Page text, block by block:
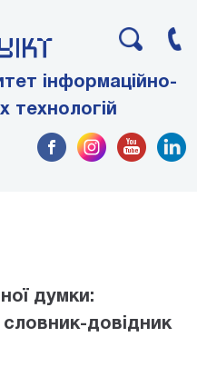
інформаційно-
технологій
думки:
довідник